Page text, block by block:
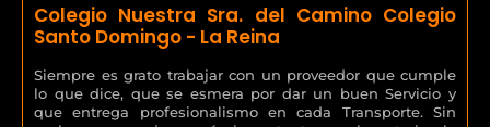
Colegio Nuestra Sra. del Camino Colegio
Santo Domingo - La Reina
Siempre es grato trabajar con un proveedor que cumple
lo que dice, que se esmera por dar un buen Servicio y
que entrega profesionalismo en cada Transporte. Sin